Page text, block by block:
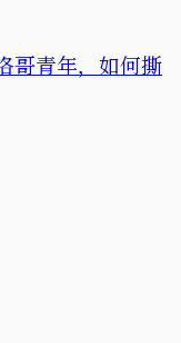
哥青年，如何撕